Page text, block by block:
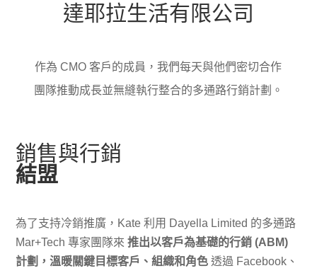
達耶拉生活有限公司
作為 CMO 客戶的成員，我們每天與他們密切合作
團隊推動成長並無縫執行整合的多通路行銷計劃。
銷售與行銷
結盟
為了支持冷銷推廣，Kate 利用 Dayella Limited 的多通路
Mar+Tech 專家團隊來推出以客戶為基礎的行銷 (ABM)
計劃，溫暖關鍵目標客戶、組織和角色 透過 Facebook、